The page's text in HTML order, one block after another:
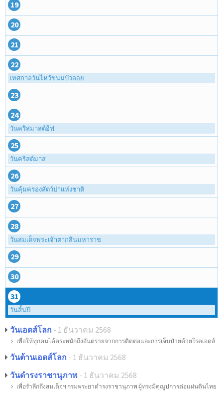
19
20
21
22
เทศกาลวันไหว้ขนมบัวลอย
23
24
วันคริสมาสต์อีฟ
25
วันคริสต์มาส
26
วันคุ้มครองสัตว์ป่าแห่งชาติ
27
28
วันสมเด็จพระเจ้าตากสินมหาราช
29
30
31
วันสิ้นปี
วันเอดส์โลก - 1 ธันวาคม 2568
เพื่อให้ทุกคนได้ตระหนักถึงอันตรายจากการติดต่อและการเจ็บป่วยด้วยโรคเอดส์
วันต้านเอดส์โลก - 1 ธันวาคม 2568
วันดำรงราชานุภาพ - 1 ธันวาคม 2568
เพื่อรำลึกถึงสมเด็จฯ กรมพระยาดำรงราชานุภาพ ผู้ทรงมีคุณูปการต่อแผ่นดินไทย